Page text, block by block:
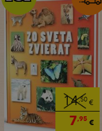
14,50€
7,95€